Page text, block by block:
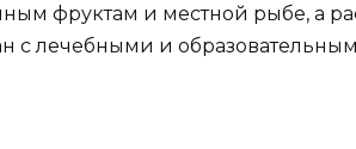
фруктам и местной рыбе, а
с лечебными и